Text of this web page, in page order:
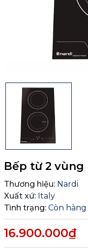
Bếp từ 2 vùng
Thương hiệu: Nardi
Xuất xứ: Italy
Tình trạng: Còn hàng
16.900.000₫